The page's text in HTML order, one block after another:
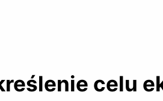
celu